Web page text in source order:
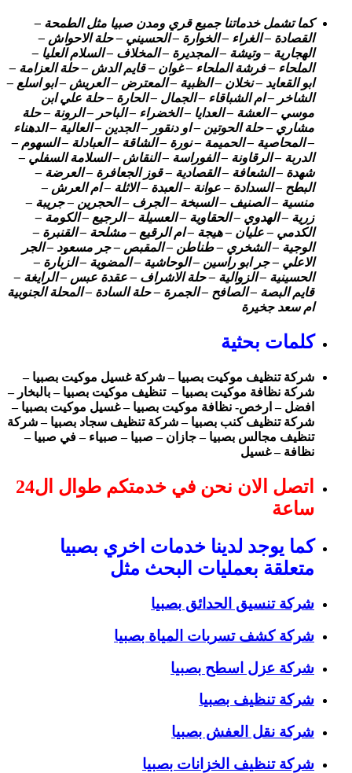
كما تشمل خدماتنا جميع قري ومدن صبيا مثل الطمحة –
القصادة – الغراء – الخوارة – الحسيني – حلة الاحواش –
الهجارية – وتيشة – المجديرة – المخلاف – السلام العليا –
الملحاء – فرشة الملحاء – غوان – قايم الدش – حلة العزامة –
ابو القعايد – نخلان – الظبية – المعترض – العريش – ابو اسلع –
الشاخر – ام الشباقاء – الجمال – الحارة – حلة علي ابن
موسي – العشة – العدايا – الخضراء – الباحر – الرونة – حلة
مشاري – حلة الحوتين – او دنقور – الجدين – العالية – الدهناء
– المحاصية – الحميمة – نورة – الشاقة – العبادلة – السهوم –
الدربة – الرقاونة – الفوراسة – النقاش – السلامة السفلي –
شهدة – الشعافة – القصادية – قوز الجعافرة – العرضة –
البطح – السدادة – عوانة – العبدة – الاثلة – ام العرش –
منسية – الصنيف – السبخة – الجرف – الحجرين – جريبة –
زرية – الهدوي – الحقاوية – العسيلة – الرجيع – الكومة –
الكدمي – عليان – هيجة – ام الرقيع – مشلحة – القنبرة –
الوجية – الشخري – طناطن – المقبص – جر مسعود – الجر
الاعلي – جر ابو راسين – الوحاشية – المضوية – الزبارة –
الحسينية – الزوالية – حلة الاشراف – عقدة عبس – الرايغة –
قايم البصة – الصافح – الجمرة – حلة السادة – المحلة الجنوبية
ام سعد جخيرة
كلمات بحثية
شركة تنظيف موكيت بصبيا – شركة غسيل موكيت بصبيا –
شركة نظافة موكيت بصبيا – تنظيف موكيت بصبيا – بالبخار –
افضل – ارخص- نظافة موكيت بصبيا – غسيل موكيت بصبيا –
شركة تنظيف كنب بصبيا – شركة تنظيف سجاد بصبيا – شركة
تنظيف مجالس بصبيا – جازان – صبيا – صبياء – في صبيا –
نظافة – غسيل
اتصل الان نحن في خدمتكم طوال ال24
ساعة
كما يوجد لدينا خدمات اخري بصبيا
متعلقة بعمليات البحث مثل
شركة تنسيق الحدائق بصبيا
شركة كشف تسربات المياة بصبيا
شركة عزل اسطح بصبيا
شركة تنظيف بصبيا
شركة نقل العفش بصبيا
شركة تنظيف الخزانات بصبيا